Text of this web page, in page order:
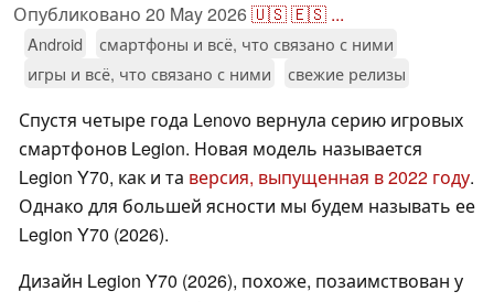
Опубликовано 20 May 2026🇺🇸🇪🇸 ...
Android
смартфоны и всё, что связано с ними
игры и всё, что связано с ними
свежие релизы
Спустя четыре года Lenovo вернула серию игровых
смартфонов Legion. Новая модель называется
Legion Y70, как и та версия, выпущенная в 2022 году.
Однако для большей ясности мы будем называть ее
Legion Y70 (2026).
Дизайн Legion Y70 (2026), похоже, позаимствован у